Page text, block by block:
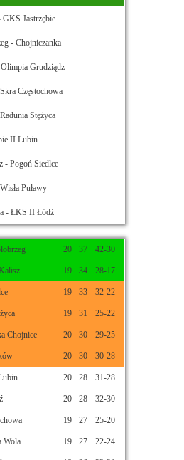
Jastrzębie
- Chojniczanka
Grudziądz
Częstochowa
Stężyca
II Lubin
- Pogoń Siedlce
Puławy
- ŁKS II Łódź
20 37 42-30
19 34 28-17
19 33 32-22
19 31 25-22
Chojnice 20 30 29-25
20 30 30-28
20 28 31-28
20 28 32-30
19 27 25-20
Wola 19 27 22-24